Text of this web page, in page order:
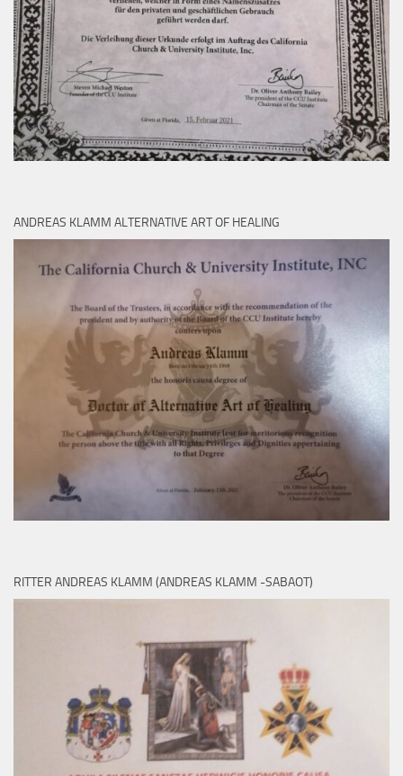
ANDREAS KLAMM ALTERNATIVE ART OF HEALING
RITTER ANDREAS KLAMM (ANDREAS KLAMM -SABAOT)